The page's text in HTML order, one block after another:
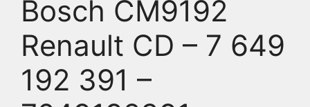
Bosch CM9192
Renault CD – 7 649
192 391 –